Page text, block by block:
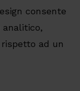
consente
analitico,
ad un